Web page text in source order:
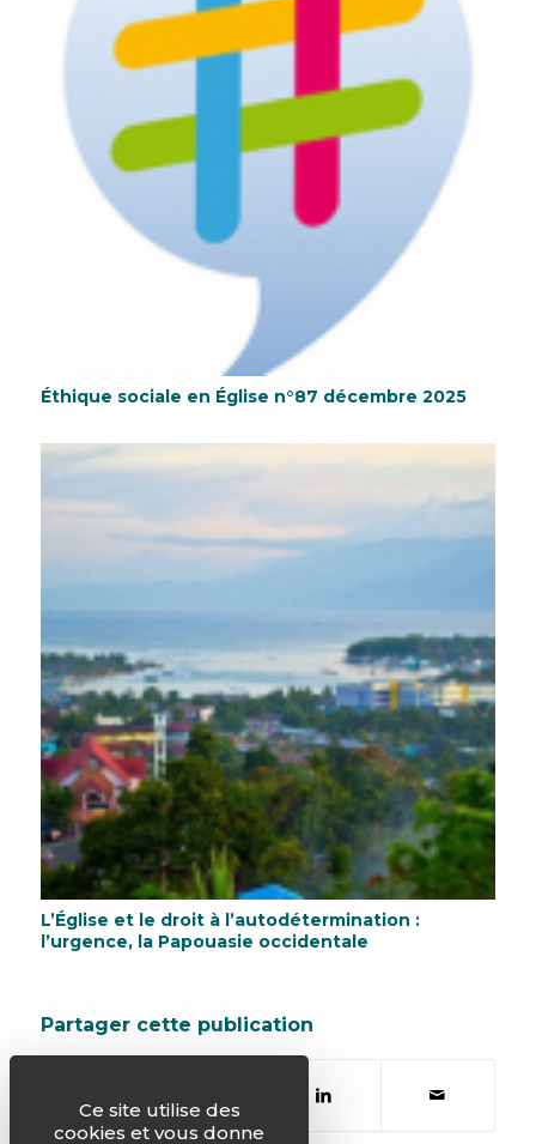
Éthique sociale en Église n°87 décembre 2025
L’Église et le droit à l’autodétermination :
l’urgence, la Papouasie occidentale
Partager cette publication
Ce site utilise des
cookies et vous donne